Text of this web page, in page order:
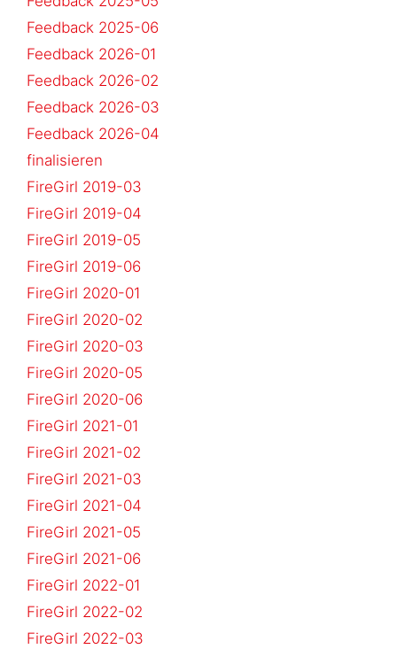
Feedback 2025-06
Feedback 2026-01
Feedback 2026-02
Feedback 2026-03
Feedback 2026-04
finalisieren
FireGirl 2019-03
FireGirl 2019-04
FireGirl 2019-05
FireGirl 2019-06
FireGirl 2020-01
FireGirl 2020-02
FireGirl 2020-03
FireGirl 2020-05
FireGirl 2020-06
FireGirl 2021-01
FireGirl 2021-02
FireGirl 2021-03
FireGirl 2021-04
FireGirl 2021-05
FireGirl 2021-06
FireGirl 2022-01
FireGirl 2022-02
FireGirl 2022-03